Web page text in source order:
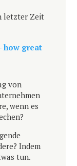
letzter Zeit
how great
von
wenn es
Indem
tun.